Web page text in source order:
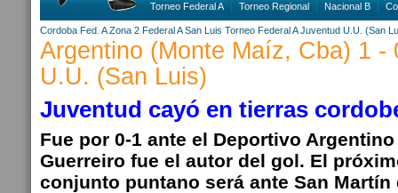
Torneo Federal A Torneo Regional Nacional B
Cordoba Fed. A Zona 2 Federal A San Luis Torneo Federal A Juventud U.U. (San
Argentino (Monte Maíz, Cba) 1 -
U.U. (San Luis)
Juventud cayó en tierras
Fue por 0-1 ante el Deportivo
Guerreiro fue el autor del gol. El
conjunto puntano será ante San Martín